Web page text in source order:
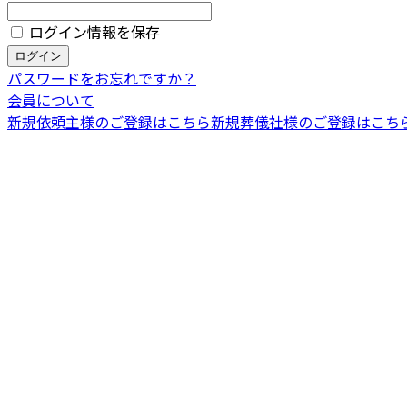
ログイン情報を保存
パスワードをお忘れですか？
会員について
新規依頼主様のご登録はこちら新規葬儀社様のご登録はこち